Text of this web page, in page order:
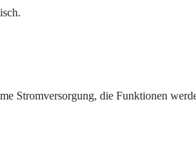
Stromversorgung, die Funktionen